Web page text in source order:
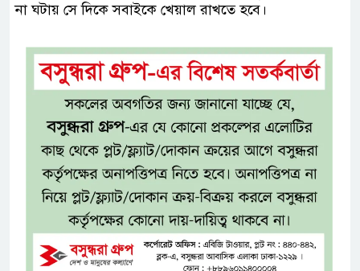
না ঘটায় সে দিকে সবাইকে খেয়াল রাখতে হবে।